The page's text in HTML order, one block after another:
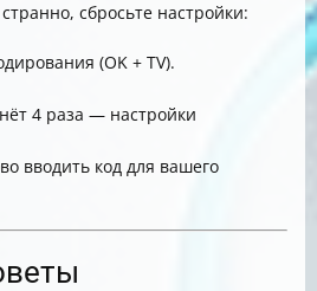
сбросьте настройки:
(OK + TV).
4 раза — настройки
вводить код для вашего